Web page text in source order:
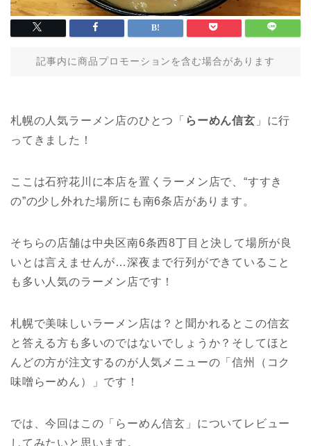
記事内に商品プロモーションを含む場合があります
札幌の人気ラーメン店のひとつ「 らーめん信玄 」に行
ってきました！
ここは石狩花川に本店を置くラーメン店で、“すすき
の”の少し外れた場所にも南6条店があります。
そちらの店舗は中央区南6条西8丁目と決して場所が良
いとは言えませんが…深夜まで行列ができていること
も多い人気のラーメン店です！
札幌で美味しいラーメン店は？と聞かれるとこの信玄
と答える方も多いのではないでしょうか？そしてほと
んどの方が注文するのが人気メニューの「信州（コク
味噌らーめん）」です！
では、今回はこの「らーめん信玄」についてレビュー
してみたいと思います。